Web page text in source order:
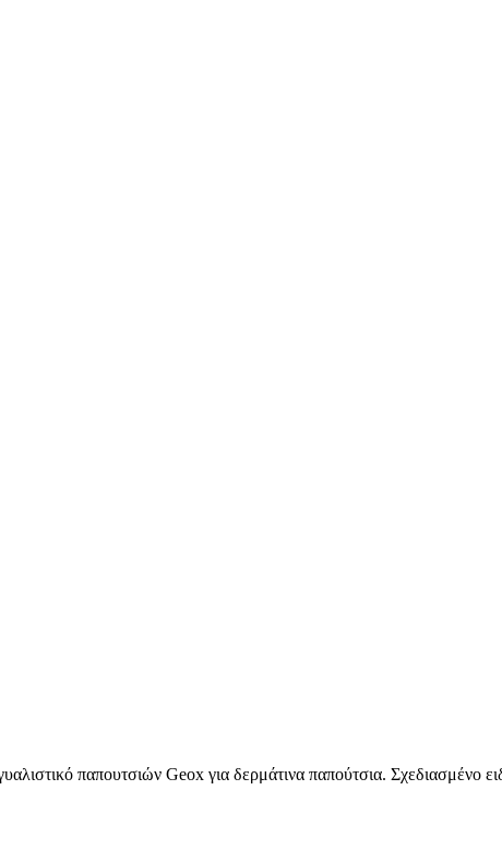
παπουτσιών Geox για δερμάτινα παπούτσια. Σχεδιασμένο